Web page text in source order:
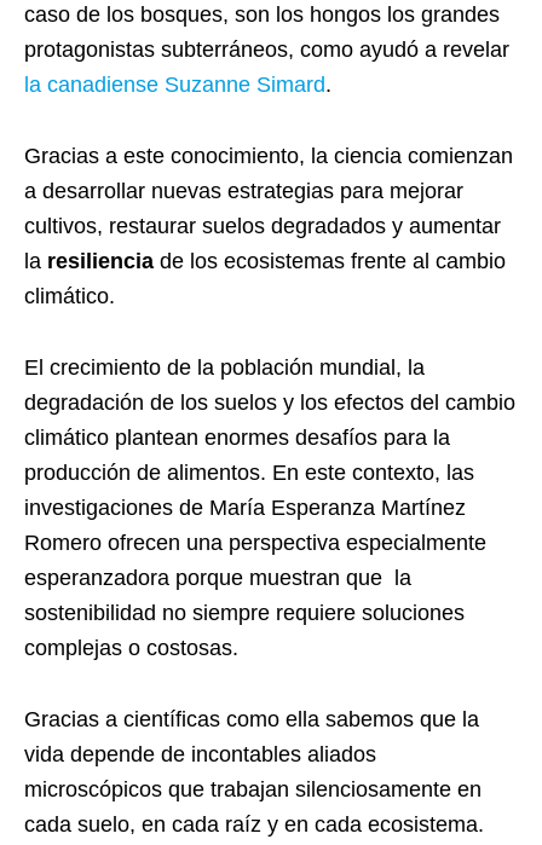
caso de los bosques, son los hongos los grandes
protagonistas subterráneos, como ayudó a revelar
la canadiense Suzanne Simard.
Gracias a este conocimiento, la ciencia comienzan
a desarrollar nuevas estrategias para mejorar
cultivos, restaurar suelos degradados y aumentar
la resiliencia de los ecosistemas frente al cambio
climático.
El crecimiento de la población mundial, la
degradación de los suelos y los efectos del cambio
climático plantean enormes desafíos para la
producción de alimentos. En este contexto, las
investigaciones de María Esperanza Martínez
Romero ofrecen una perspectiva especialmente
esperanzadora porque muestran que la
sostenibilidad no siempre requiere soluciones
complejas o costosas.
Gracias a científicas como ella sabemos que la
vida depende de incontables aliados
microscópicos que trabajan silenciosamente en
cada suelo, en cada raíz y en cada ecosistema.